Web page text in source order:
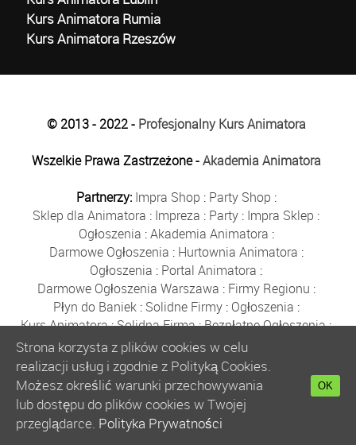
Kurs Animatora Rumia
Kurs Animatora Rzeszów
© 2013 - 2022 - Profesjonalny Kurs Animatora
Wszelkie Prawa Zastrzeżone -Akademia Animatora
Partnerzy: Impra Shop : Party Shop :
Sklep dla Animatora : Impreza : Party : Impra Sklep :
Ogłoszenia :Akademia Animatora :
Darmowe Ogłoszenia : Hurtownia Animatora :
Ogłoszenia : Portal Animatora :
Darmowe Ogłoszenia Warszawa : Firmy Regionu :
Płyn do Baniek: Solidne Firmy: Ogłoszenia :
Kurs Animatora:Solidna Firma:Bezpłatne Ogłoszenia:
Animator Czasu Wolnego:
Bezpłatne Ogłoszenia Warszawa:sklep animatora
Bańki Mydlane:Bezpłatne Ogłoszenia
Szkolenie Animatorów:Kurs Animatora
:
Kurs Animatora Warszawa :Rumia
Kurs Animatora Poznań:
Strona korzysta z plików cookies w celu
realizacji usług i zgodnie z Polityką Cookies.
Możesz określić warunki przechowywania
lub dostępu do plików cookies w Twojej
przeglądarce. Polityka Prywatności
OK